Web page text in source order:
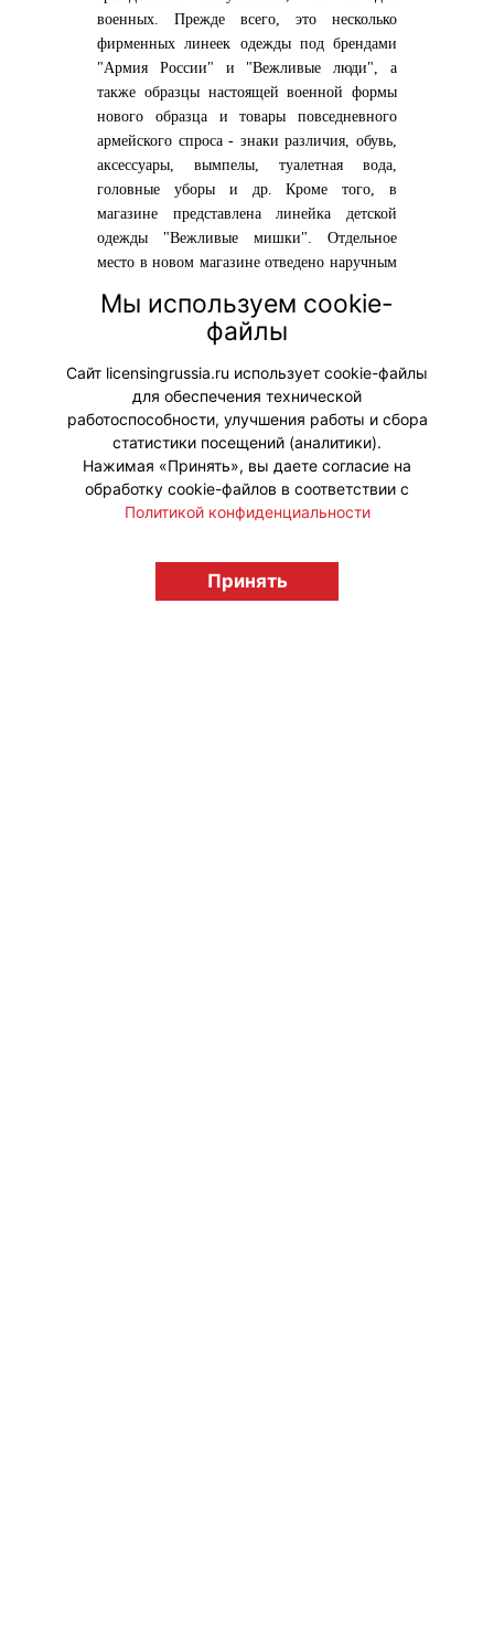
военных. Прежде всего, это несколько
фирменных линеек одежды под брендами
"Армия России" и "Вежливые люди", а
также образцы настоящей военной формы
нового образца и товары повседневного
армейского спроса - знаки различия, обувь,
аксессуары, вымпелы, туалетная вода,
головные уборы и др. Кроме того, в
магазине представлена линейка детской
одежды "Вежливые мишки". Отдельное
место в новом магазине отведено наручным
Сообщает портал
Мой мир
Вконтакте
Одноклассники
licensingrussia.ru, 2009-2026 12+
Мы используем cookie-
файлы
Сайт licensingrussia.ru использует cookie-файлы
для обеспечения технической
работоспособности, улучшения работы и сбора
статистики посещений (аналитики).
Нажимая «Принять», вы даете согласие на
обработку cookie-файлов в соответствии с
Политикой конфиденциальности
Принять